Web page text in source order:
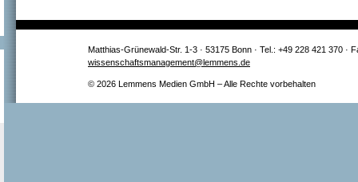
Matthias-Grünewald-Str. 1-3 · 53175 Bonn · Tel.: +49 228 421 370 ·
wissenschaftsmanagement@lemmens.de
© 2026 Lemmens Medien GmbH – Alle Rechte vorbehalten